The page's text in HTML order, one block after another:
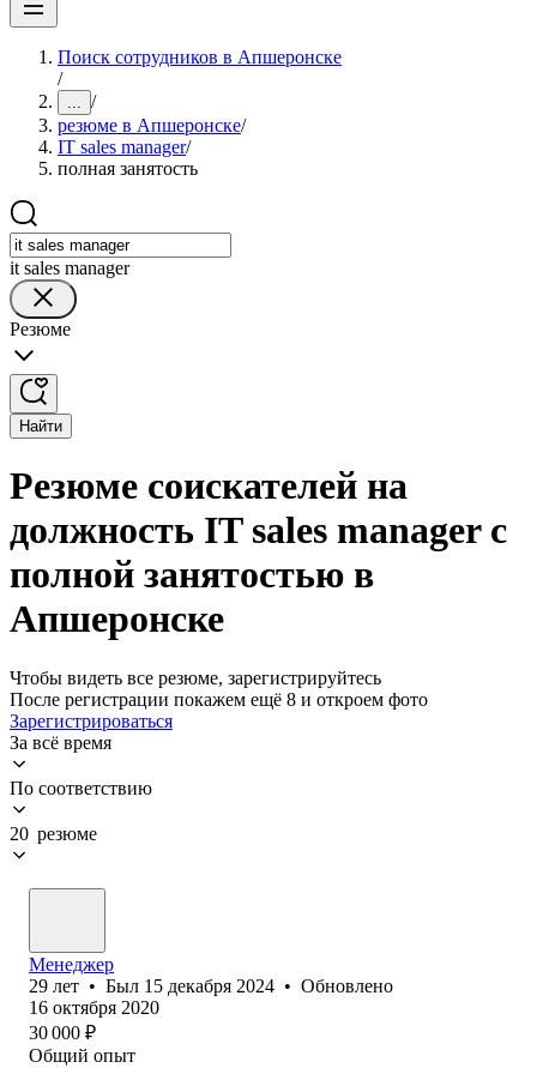
Поиск сотрудников в Апшеронске
/
... /
резюме в Апшеронске/
IT sales manager/
полная занятость
it sales manager
Резюме
Найти
Резюме соискателей на
должность IT sales manager с
полной занятостью в
Апшеронске
Чтобы видеть все резюме, зарегистрируйтесь
После регистрации покажем ещё 8 и откроем фото
Зарегистрироваться
За всё время
По соответствию
20 резюме
Менеджер
29 лет • Был 15 декабря 2024 • Обновлено
16 октября 2020
30 000 ₽
Общий опыт